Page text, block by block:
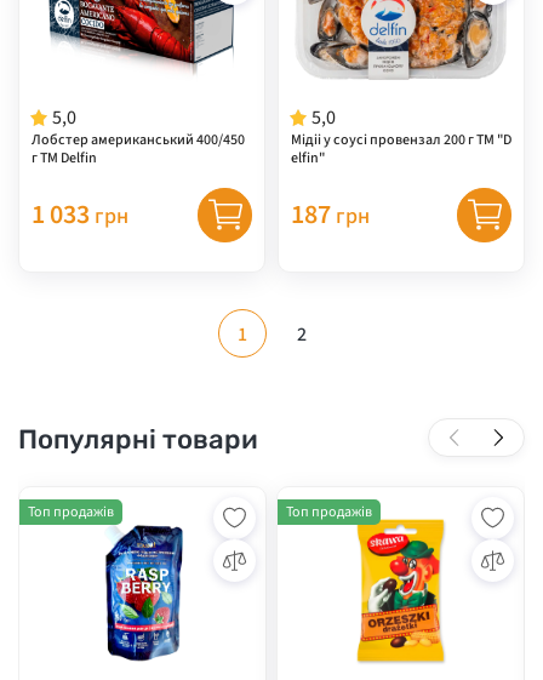
5,0
Лобстер американський 400/450
г TM Delfin
1 033 грн
5,0
Мідіі у соусі провензал 200 г ТМ "D
elfin"
187 грн
1 2
Популярні товари
Топ продажів Топ продажів